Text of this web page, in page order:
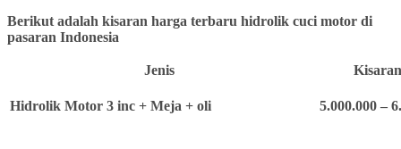
Berikut adalah kisaran harga terbaru hidrolik cuci motor di
pasaran Indonesia
Jenis
Hidrolik Motor 3 inc + Meja + oli 5.000.000 –